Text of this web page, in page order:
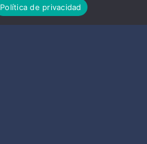
Política de privacidad